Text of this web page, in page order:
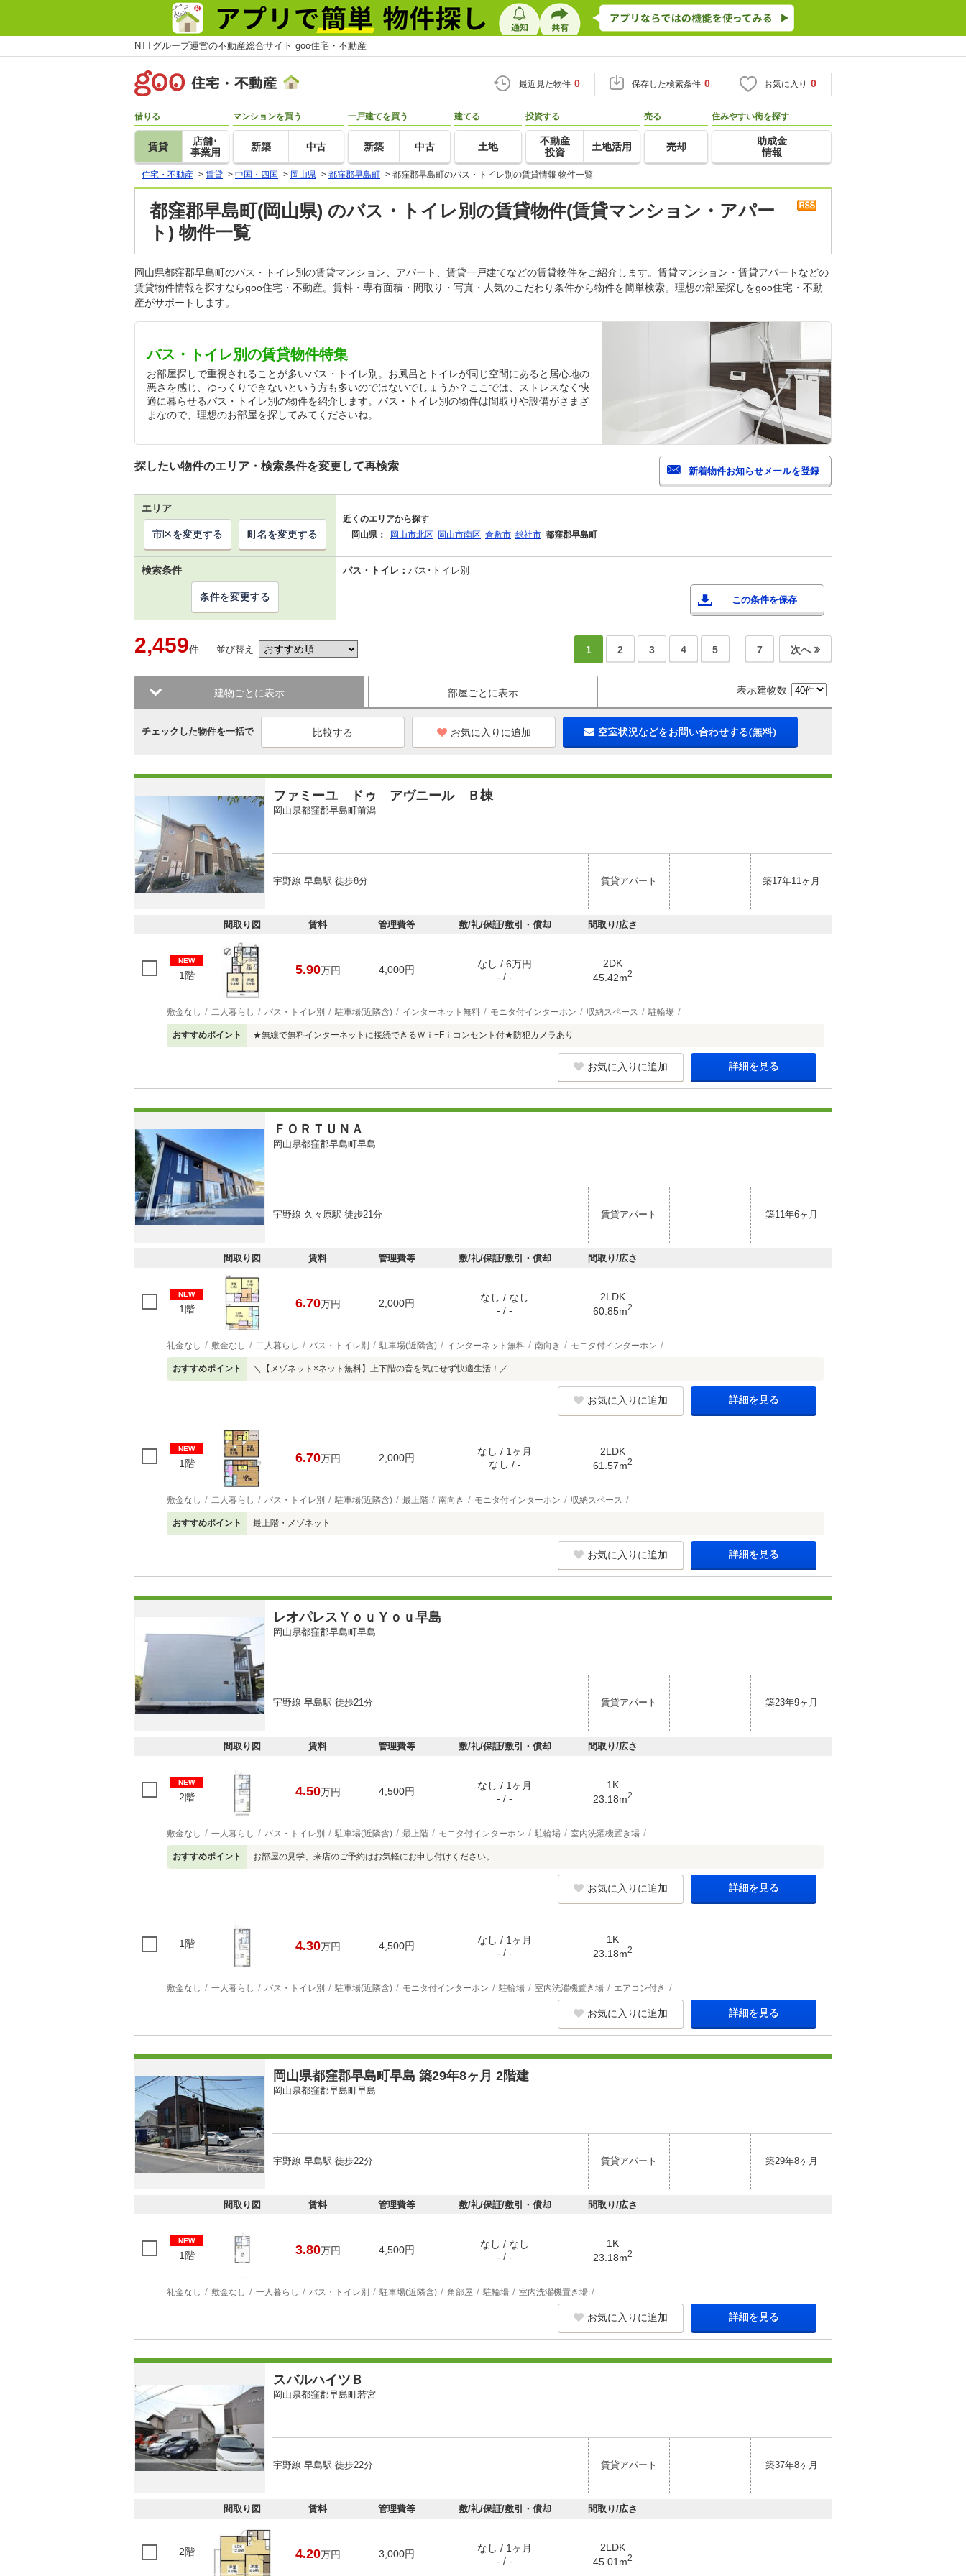
NTTグループ運営の不動産総合サイト goo住宅・不動産
最近見た物件 0 保存した検索条件 0 お気に入り 0
借りる
賃貸
店舗･
事業用
マンションを買う
新築 中古
一戸建てを買う
新築 中古
建てる
土地
投資する
不動産
投資
土地活用
売る
売却
住みやすい街を探す
助成金
情報
住宅・不動産 > 賃貸 > 中国・四国 > 岡山県 > 都窪郡早島町 > 都窪郡早島町のバス・トイレ別の賃貸情報 物件一覧
都窪郡早島町(岡山県) のバス・トイレ別の賃貸物件(賃貸マンション・アパー
ト) 物件一覧
岡山県都窪郡早島町のバス・トイレ別の賃貸マンション、アパート、賃貸一戸建てなどの賃貸物件をご紹介します。賃貸マンション・賃貸アパートなどの
賃貸物件情報を探すならgoo住宅・不動産。賃料・専有面積・間取り・写真・人気のこだわり条件から物件を簡単検索。理想の部屋探しをgoo住宅・不動
産がサポートします。
バス・トイレ別の賃貸物件特集
お部屋探しで重視されることが多いバス・トイレ別。お風呂とトイレが同じ空間にあると居心地の
悪さを感じ、ゆっくりできないという方も多いのではないでしょうか？ここでは、ストレスなく快
適に暮らせるバス・トイレ別の物件を紹介します。バス・トイレ別の物件は間取りや設備がさまざ
まなので、理想のお部屋を探してみてくださいね。
探したい物件のエリア・検索条件を変更して再検索
エリア
近くのエリアから探す
岡山県：
岡山市北区 岡山市南区 倉敷市 総社市 都窪郡早島町
市区を変更する 町名を変更する
検索条件 バス・トイレ： バス･トイレ別
この条件を保存
条件を変更する
2,459件 並び替え 1 2 3 4 5 … 7 次へ
建物ごとに表示 部屋ごとに表示 表示建物数
チェックした物件を一括で お気に入りに追加 空室状況などをお問い合わせする(無料)
ファミーユ ドゥ アヴニール Ｂ棟
岡山県都窪郡早島町前潟
宇野線 早島駅 徒歩8分 賃貸アパート 築17年11ヶ月
間取り図 賃料 管理費等 敷/礼/保証/敷引・償却 間取り/広さ
NEW
1階 5.90万円 4,000円
なし / 6万円
- / -
2DK
45.42m2
敷金なし 二人暮らし バス・トイレ別 駐車場(近隣含) インターネット無料 モニタ付インターホン 収納スペース 駐輪場
おすすめポイント ★無線で無料インターネットに接続できるＷｉ−Fｉコンセント付★防犯カメラあり
お気に入りに追加 詳細を見る
ＦＯＲＴＵＮＡ
岡山県都窪郡早島町早島
宇野線 久々原駅 徒歩21分 賃貸アパート 築11年6ヶ月
間取り図 賃料 管理費等 敷/礼/保証/敷引・償却 間取り/広さ
NEW
1階 6.70万円 2,000円
なし / なし
- / -
2LDK
60.85m2
礼金なし 敷金なし 二人暮らし バス・トイレ別 駐車場(近隣含) インターネット無料 南向き モニタ付インターホン
おすすめポイント ＼【メゾネット×ネット無料】上下階の音を気にせず快適生活！／
お気に入りに追加 詳細を見る
NEW
1階 6.70万円 2,000円
なし / 1ヶ月
なし / -
2LDK
61.57m2
敷金なし 二人暮らし バス・トイレ別 駐車場(近隣含) 最上階 南向き モニタ付インターホン 収納スペース
おすすめポイント 最上階・メゾネット
お気に入りに追加 詳細を見る
レオパレスＹｏｕＹｏｕ早島
岡山県都窪郡早島町早島
宇野線 早島駅 徒歩21分 賃貸アパート 築23年9ヶ月
間取り図 賃料 管理費等 敷/礼/保証/敷引・償却 間取り/広さ
NEW
2階 4.50万円 4,500円
なし / 1ヶ月
- / -
1K
23.18m2
敷金なし 一人暮らし バス・トイレ別 駐車場(近隣含) 最上階 モニタ付インターホン 駐輪場 室内洗濯機置き場
おすすめポイント お部屋の見学、来店のご予約はお気軽にお申し付けください。
お気に入りに追加 詳細を見る
1階 4.30万円 4,500円
なし / 1ヶ月
- / -
1K
23.18m2
敷金なし 一人暮らし バス・トイレ別 駐車場(近隣含) モニタ付インターホン 駐輪場 室内洗濯機置き場 エアコン付き
お気に入りに追加 詳細を見る
岡山県都窪郡早島町早島 築29年8ヶ月 2階建
岡山県都窪郡早島町早島
宇野線 早島駅 徒歩22分 賃貸アパート 築29年8ヶ月
間取り図 賃料 管理費等 敷/礼/保証/敷引・償却 間取り/広さ
NEW
1階 3.80万円 4,500円
なし / なし
- / -
1K
23.18m2
礼金なし 敷金なし 一人暮らし バス・トイレ別 駐車場(近隣含) 角部屋 駐輪場 室内洗濯機置き場
お気に入りに追加 詳細を見る
スバルハイツＢ
岡山県都窪郡早島町若宮
宇野線 早島駅 徒歩22分 賃貸アパート 築37年8ヶ月
間取り図 賃料 管理費等 敷/礼/保証/敷引・償却 間取り/広さ
2階 4.20万円 3,000円
なし / 1ヶ月
- / -
2LDK
45.01m2